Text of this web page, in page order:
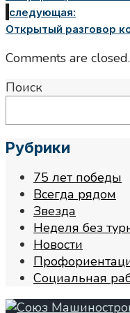
следующая:
Открытый разговор
Comments are closed.
Поиск
Рубрики
75 лет победы
Всегда рядом
Звезда
Неделя без
Новости
Социальная